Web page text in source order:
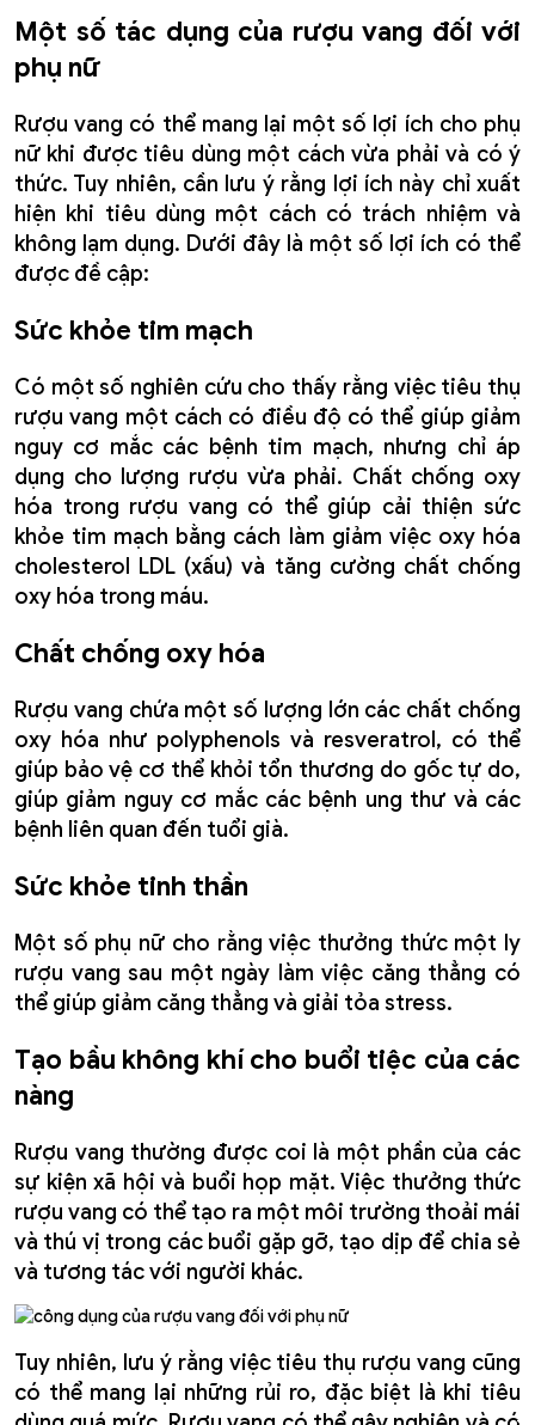
Một số tác dụng của rượu vang đối với
phụ nữ
Rượu vang có thể mang lại một số lợi ích cho phụ
nữ khi được tiêu dùng một cách vừa phải và có ý
thức. Tuy nhiên, cần lưu ý rằng lợi ích này chỉ xuất
hiện khi tiêu dùng một cách có trách nhiệm và
không lạm dụng. Dưới đây là một số lợi ích có thể
được đề cập:
Sức khỏe tim mạch
Có một số nghiên cứu cho thấy rằng việc tiêu thụ
rượu vang một cách có điều độ có thể giúp giảm
nguy cơ mắc các bệnh tim mạch, nhưng chỉ áp
dụng cho lượng rượu vừa phải. Chất chống oxy
hóa trong rượu vang có thể giúp cải thiện sức
khỏe tim mạch bằng cách làm giảm việc oxy hóa
cholesterol LDL (xấu) và tăng cường chất chống
oxy hóa trong máu.
Chất chống oxy hóa
Rượu vang chứa một số lượng lớn các chất chống
oxy hóa như polyphenols và resveratrol, có thể
giúp bảo vệ cơ thể khỏi tổn thương do gốc tự do,
giúp giảm nguy cơ mắc các bệnh ung thư và các
bệnh liên quan đến tuổi già.
Sức khỏe tinh thần
Một số phụ nữ cho rằng việc thưởng thức một ly
rượu vang sau một ngày làm việc căng thẳng có
thể giúp giảm căng thẳng và giải tỏa stress.
Tạo bầu không khí cho buổi tiệc của các
nàng
Rượu vang thường được coi là một phần của các
sự kiện xã hội và buổi họp mặt. Việc thưởng thức
rượu vang có thể tạo ra một môi trường thoải mái
và thú vị trong các buổi gặp gỡ, tạo dịp để chia sẻ
và tương tác với người khác.
Tuy nhiên, lưu ý rằng việc tiêu thụ rượu vang cũng
có thể mang lại những rủi ro, đặc biệt là khi tiêu